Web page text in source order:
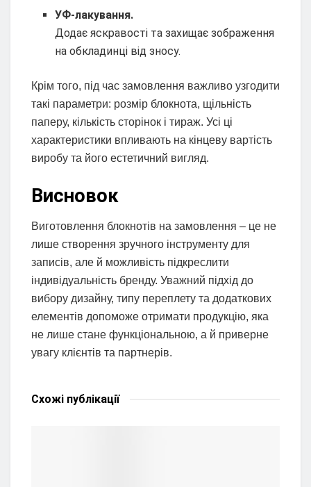
УФ-лакування.
Додає яскравості та захищає зображення
на обкладинці від зносу.
Крім того, під час замовлення важливо узгодити
такі параметри: розмір блокнота, щільність
паперу, кількість сторінок і тираж. Усі ці
характеристики впливають на кінцеву вартість
виробу та його естетичний вигляд.
Висновок
Виготовлення блокнотів на замовлення – це не
лише створення зручного інструменту для
записів, але й можливість підкреслити
індивідуальність бренду. Уважний підхід до
вибору дизайну, типу переплету та додаткових
елементів допоможе отримати продукцію, яка
не лише стане функціональною, а й приверне
увагу клієнтів та партнерів.
Схожі публікації